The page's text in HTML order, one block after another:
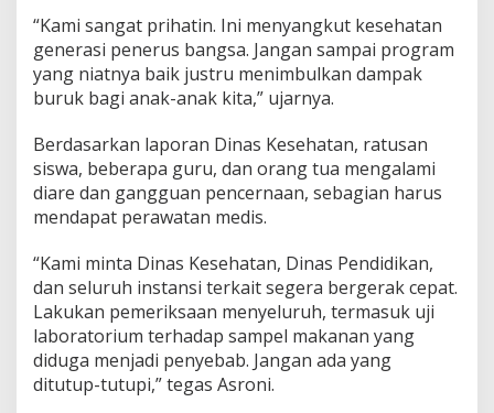
a
n
M
B
G
D
P
R
D
B
n
d
a
L
a
m
“Kami sangat prihatin. Ini menyangkut kesehatan
generasi penerus bangsa. Jangan sampai program
yang niatnya baik justru menimbulkan dampak
buruk bagi anak-anak kita,” ujarnya.
Berdasarkan laporan Dinas Kesehatan, ratusan
siswa, beberapa guru, dan orang tua mengalami
diare dan gangguan pencernaan, sebagian harus
mendapat perawatan medis.
“Kami minta Dinas Kesehatan, Dinas Pendidikan,
dan seluruh instansi terkait segera bergerak cepat.
Lakukan pemeriksaan menyeluruh, termasuk uji
laboratorium terhadap sampel makanan yang
diduga menjadi penyebab. Jangan ada yang
ditutup-tutupi,” tegas Asroni.